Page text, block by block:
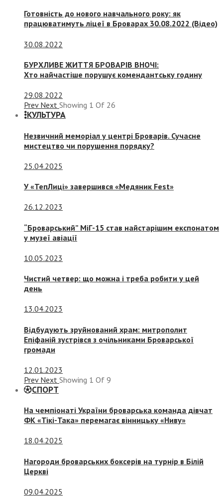
Готовність до нового навчального року: як
працюватимуть ліцеї в Броварах 30.08.2022 (Відео)
30.08.2022
БУРХЛИВЕ ЖИТТЯ БРОВАРІВ ВНОЧІ:
Хто найчастіше порушує комендантську годину
29.08.2022
Prev Next Showing 1 Of 26
КУЛЬТУРА
Незвичний меморіал у центрі Броварів. Сучасне
мистецтво чи порушення порядку?
25.04.2025
У «ТепЛиці» завершився «Медяник Fest»
26.12.2023
“Броварський” МіГ-15 став найстарішим експонатом
у музеї авіації
10.05.2023
Чистий четвер: що можна і треба робити у цей
день
13.04.2023
Відбудують зруйнований храм: митрополит
Епіфаній зустрівся з очільниками Броварської
громади
12.01.2023
Prev Next Showing 1 Of 9
СПОРТ
На чемпіонаті України броварська команда дівчат
ФК «Тікі-Така» перемагає вінницьку «Ниву»
18.04.2025
Нагороди броварських боксерів на турнір в Білій
Церкві
09.04.2025